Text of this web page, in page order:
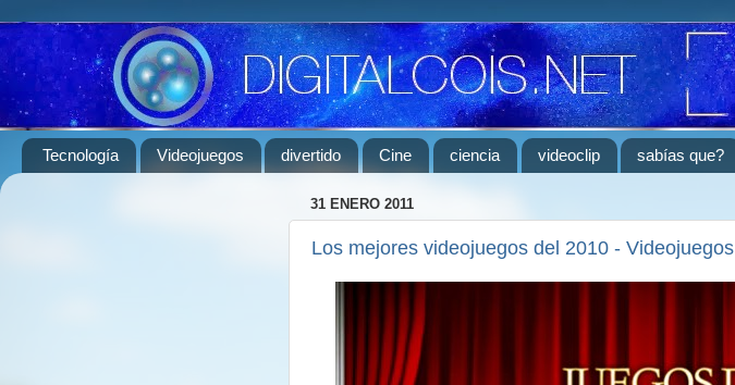
Tecnología Videojuegos divertido Cine ciencia videoclip sabías que?
31 ENERO 2011
Los mejores videojuegos del 2010 - Videojuegos